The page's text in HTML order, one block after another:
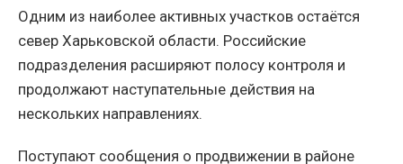
Одним из наиболее активных участков остаётся
север Харьковской области. Российские
подразделения расширяют полосу контроля и
продолжают наступательные действия на
нескольких направлениях.
Поступают сообщения о продвижении в районе